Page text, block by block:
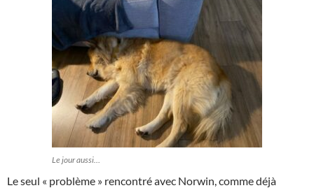
Le jour aussi…
Le seul « problème » rencontré avec Norwin, comme déjà